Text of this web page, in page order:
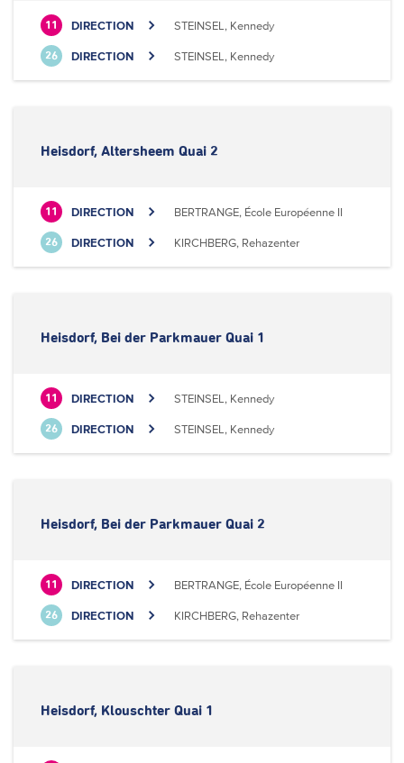
11 DIRECTION STEINSEL, Kennedy
26 DIRECTION STEINSEL, Kennedy
Heisdorf, Altersheem Quai 2
11 DIRECTION BERTRANGE, École Européenne II
26 DIRECTION KIRCHBERG, Rehazenter
Heisdorf, Bei der Parkmauer Quai 1
11 DIRECTION STEINSEL, Kennedy
26 DIRECTION STEINSEL, Kennedy
Heisdorf, Bei der Parkmauer Quai 2
11 DIRECTION BERTRANGE, École Européenne II
26 DIRECTION KIRCHBERG, Rehazenter
Heisdorf, Klouschter Quai 1